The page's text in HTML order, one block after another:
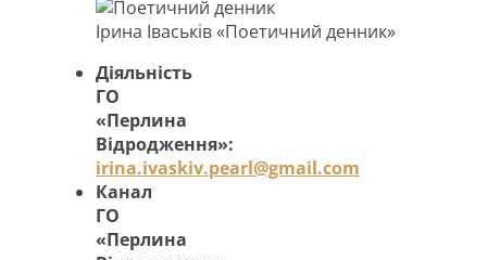
Ірина Іваськів «Поетичний денник»
Діяльність
ГО
«Перлина
Відродження»:
irina.ivaskiv.pearl@gmail.com
Канал
ГО
«Перлина